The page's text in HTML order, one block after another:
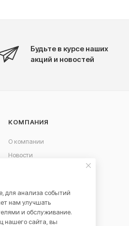
Будьте в курсе наших
акций и новостей
КОМПАНИЯ
О компании
Новости
для анализа событий
нам улучшать
и обслуживание.
нашего сайта, вы